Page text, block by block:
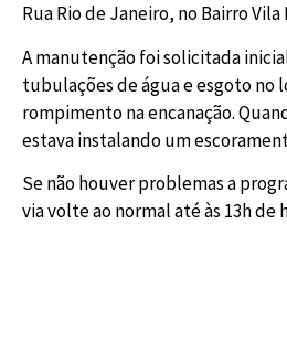
Rua Rio de Janeiro, no Bairro
A manutenção foi solicitada
tubulações de água e esgoto no
rompimento na encanação.
estava instalando um
Se não houver problemas a
via volte ao normal até às 13h de